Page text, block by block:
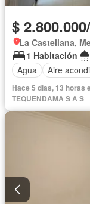
$
La Castellana,
1 Habitación
Agua
Aire
Hace 5 días, 13 horas
TEQUENDAMA S A S